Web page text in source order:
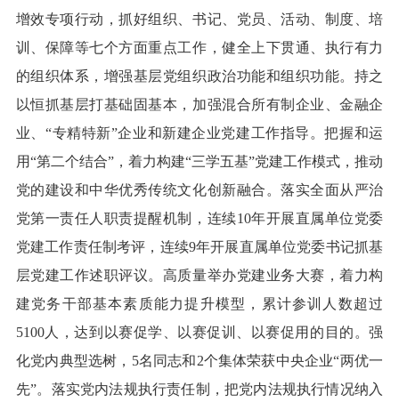
增效专项行动，抓好组织、书记、党员、活动、制度、培
训、保障等七个方面重点工作，健全上下贯通、执行有力
的组织体系，增强基层党组织政治功能和组织功能。持之
以恒抓基层打基础固基本，加强混合所有制企业、金融企
业、“专精特新”企业和新建企业党建工作指导。把握和运
用“第二个结合”，着力构建“三学五基”党建工作模式，推动
党的建设和中华优秀传统文化创新融合。落实全面从严治
党第一责任人职责提醒机制，连续10年开展直属单位党委
党建工作责任制考评，连续9年开展直属单位党委书记抓基
层党建工作述职评议。高质量举办党建业务大赛，着力构
建党务干部基本素质能力提升模型，累计参训人数超过
5100人，达到以赛促学、以赛促训、以赛促用的目的。强
化党内典型选树，5名同志和2个集体荣获中央企业“两优一
先”。落实党内法规执行责任制，把党内法规执行情况纳入